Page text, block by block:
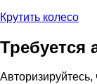
Крутить колесо
Требуется